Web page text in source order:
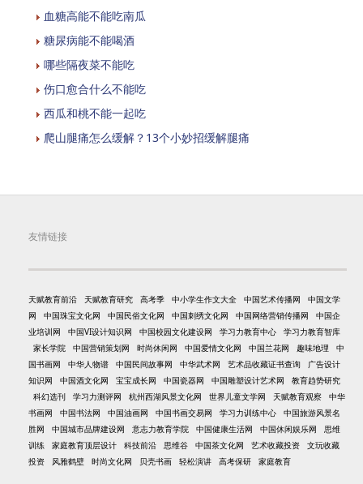
血糖高能不能吃南瓜
糖尿病能不能喝酒
哪些隔夜菜不能吃
伤口愈合什么不能吃
西瓜和桃不能一起吃
爬山腿痛怎么缓解？13个小妙招缓解腿痛
友情链接
天赋教育前沿 天赋教育研究 高考季 中小学生作文大全 中国艺术传播网
中国文学
网
中国珠宝文化网 中国民俗文化网 中国刺绣文化网 中国网络营销传播网
中国企
业培训网
中国VI设计知识网 中国校园文化建设网 学习力教育中心
学习力教育智库
家长学院
中国营销策划网 时尚休闲网 中国爱情文化网 中国兰花网 趣味地理
中
国书画网
中华人物谱 中国民间故事网 中华武术网 艺术品收藏证书查询
广告设计
知识网
中国酒文化网 宝宝成长网 中国瓷器网 中国雕塑设计艺术网
教育趋势研究
科幻选刊
学习力测评网 杭州西湖风景文化网 世界儿童文学网 天赋教育观察
中华
书画网
中国书法网 中国油画网 中国书画交易网 学习力训练中心
中国旅游风景名
胜网
中国城市品牌建设网 意志力教育学院 中国健康生活网 中国休闲娱乐网
思维
训练
家庭教育顶层设计 科技前沿 思维谷 中国茶文化网 艺术收藏投资
文玩收藏
投资
风雅鹤壁 时尚文化网 贝壳书画 轻松演讲 高考保研 家庭教育